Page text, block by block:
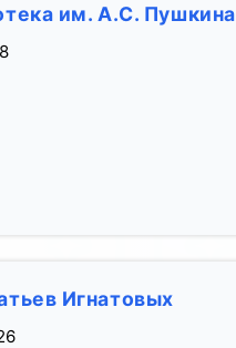
им. А.С. Пушкина
Игнатовых